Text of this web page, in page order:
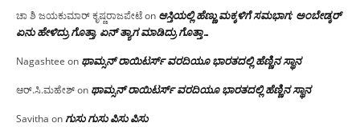
ಚಾ ಶಿ ಜಯಕುಮಾರ್ ಕೃಷ್ಣರಾಜಪೇಟೆon ಆಸ್ತಿಯಲ್ಲಿ ಹೆಣ್ಣು ಮಕ್ಕಳಿಗೆ ಸಮಭಾಗ; ಅಂಬೇಡ್ಕರ್
ಏನು ಹೇಳಿದ್ರು ಗೊತ್ತಾ, ಏನ್ ತ್ಯಾಗ ಮಾಡಿದ್ರು ಗೊತ್ತಾ…
Nagashtee on ಥಾಮ್ಸನ್ ರಾಯಿಟರ್ಸ್ ವರದಿಯೂ ಭಾರತದಲ್ಲಿ ಹೆಣ್ಣಿನ ಸ್ಥಾನ‌
ಆರ್.ಸಿ.ಮಹೇಶ್on ಥಾಮ್ಸನ್ ರಾಯಿಟರ್ಸ್ ವರದಿಯೂ ಭಾರತದಲ್ಲಿ ಹೆಣ್ಣಿನ ಸ್ಥಾನ‌
Savitha onಗುಸು ಗುಸು ಪಿಸು ಪಿಸು